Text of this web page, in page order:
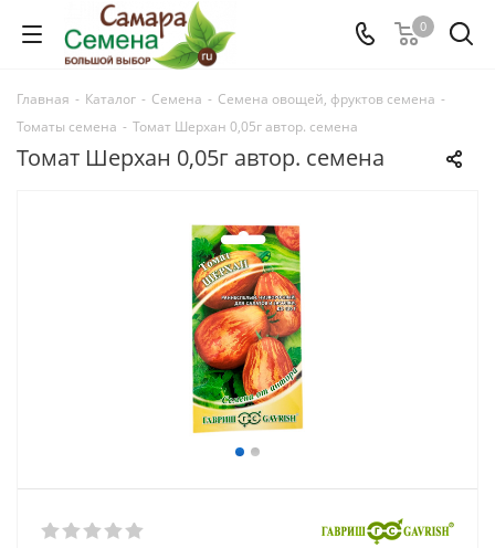
0
Главная - Каталог - Семена - Семена овощей, фруктов семена -
Томаты семена - Томат Шерхан 0,05г автор. семена
Томат Шерхан 0,05г автор. семена